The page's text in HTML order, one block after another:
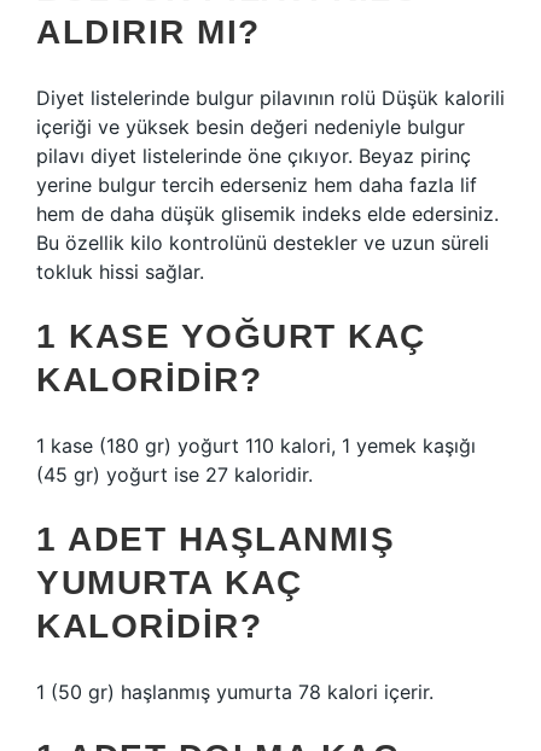
ALDIRIR MI?
Diyet listelerinde bulgur pilavının rolü Düşük kalorili
içeriği ve yüksek besin değeri nedeniyle bulgur
pilavı diyet listelerinde öne çıkıyor. Beyaz pirinç
yerine bulgur tercih ederseniz hem daha fazla lif
hem de daha düşük glisemik indeks elde edersiniz.
Bu özellik kilo kontrolünü destekler ve uzun süreli
tokluk hissi sağlar.
1 KASE YOĞURT KAÇ
KALORIDIR?
1 kase (180 gr) yoğurt 110 kalori, 1 yemek kaşığı
(45 gr) yoğurt ise 27 kaloridir.
1 ADET HAŞLANMIŞ
YUMURTA KAÇ
KALORIDIR?
1 (50 gr) haşlanmış yumurta 78 kalori içerir.